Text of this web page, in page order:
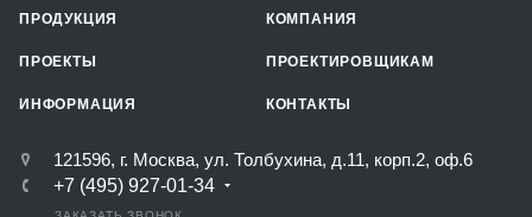
ПРОДУКЦИЯ КОМПАНИЯ
ПРОЕКТЫ ПРОЕКТИРОВЩИКАМ
ИНФОРМАЦИЯ КОНТАКТЫ
121596, г. Москва, ул. Толбухина, д.11, корп.2, оф.6
+7 (495) 927-01-34